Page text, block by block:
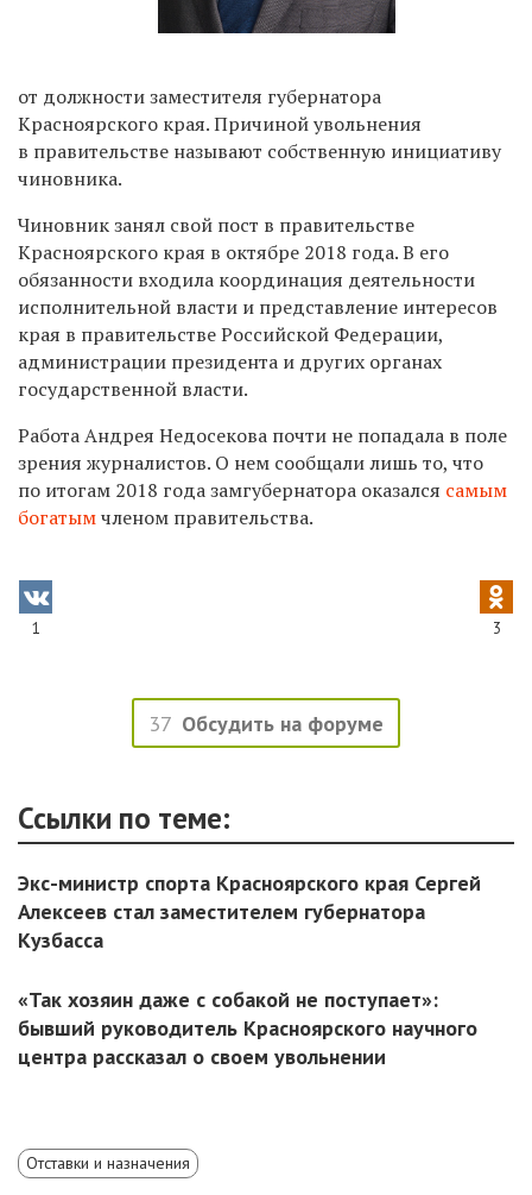
от должности заместителя губернатора
Красноярского края. Причиной увольнения
в правительстве называют собственную инициативу
чиновника.
Чиновник занял свой пост в правительстве
Красноярского края в октябре 2018 года. В его
обязанности входила координация деятельности
исполнительной власти и представление интересов
края в правительстве Российской Федерации,
администрации президента и других органах
государственной власти.
Работа Андрея Недосекова почти не попадала в поле
зрения журналистов. О нем сообщали лишь то, что
по итогам 2018 года замгубернатора оказался самым
богатымчленом правительства.
1 3
37 Обсудить на форуме
Ссылки по теме:
Экс-министр спорта Красноярского края Сергей
Алексеев стал заместителем губернатора
Кузбасса
«Так хозяин даже с собакой не поступает»:
бывший руководитель Красноярского научного
центра рассказал о своем увольнении
Отставки и назначения